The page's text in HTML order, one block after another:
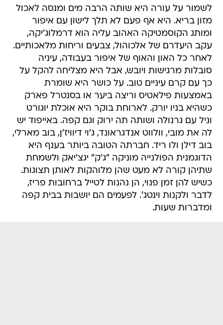
לשמור על עורה היא שותה הרבה מים ומנסה לאכול
מזון בריא. היא אף פעם לא תלך לישון עם איפור
ומותג הקוסמטיקה האהוב עליה הוא דרמלוג'יקה,
עקב היעדרם של אלכוהול, צבעים וריחות מלאכותיים.
לאחר כל האון והאוף של איפור בעבודה, עיניה
סובלות מרגישות ויובש, אבל היא מצליחה להקל על
כך עם קרם עיניים טוב. על כושר היא שומרת
באמצעות פילאטיס וריצה ביער או בסנטרל פארק
כשהיא בניו יורק. לארוחת בוקר היא אוכלת יוגורט
וניל עם גרנולה ושותה תה ירוק וגם קפה. באייפוד יש
לה את מובי, וולווט אנדגראונד, ג'וי דיוויז'ן, בוב מארלי,
בוב דילן ולו ריד. חברתה הטובה ביותר בענף היא
הדוגמנית הפולנייה מוניקה "ג'ק" יגצ'יאק ולשמחת
שתיהן קורה לא מעט שהן מלוהקות לאותן תצוגות.
כשיש להן זמן פנוי, הן נהנות לטייל ברחובות פריז,
לדבר ולקנות וינטג'. לפעמים הם יושבות בבית קפה
ומדברות שעות.